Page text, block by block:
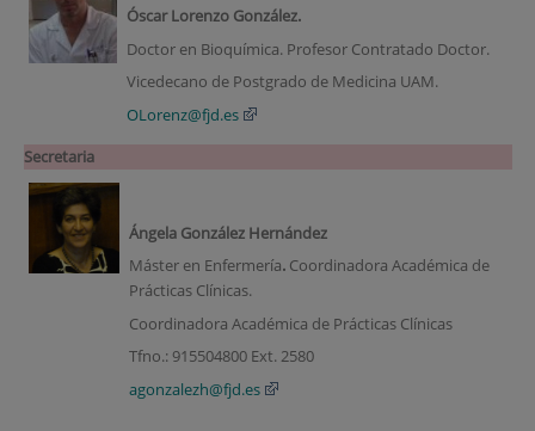
Óscar Lorenzo González.
Doctor en Bioquímica. Profesor Contratado Doctor.
Vicedecano de Postgrado de Medicina UAM.
OLorenz@fjd.es
Secretaria
Ángela González Hernández
Máster en Enfermería. Coordinadora Académica de
Prácticas Clínicas.
Coordinadora Académica de Prácticas Clínicas
Tfno.: 915504800 Ext. 2580
agonzalezh@fjd.es